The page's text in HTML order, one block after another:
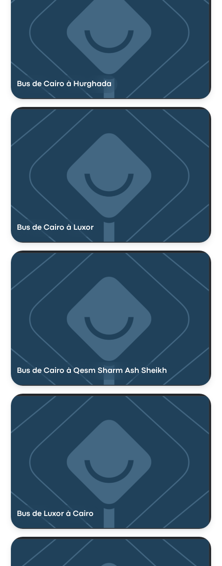
Bus de Cairo à Hurghada
Bus de Cairo à Luxor
Bus de Cairo à Qesm Sharm Ash Sheikh
Bus de Luxor à Cairo